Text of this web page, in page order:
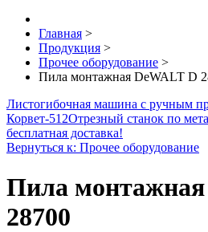
Главная >
Продукция >
Прочее оборудование >
Пила монтажная DeWALT D
Листогибочная машина с ручным
Корвет-512Отрезный станок по
бесплатная доставка!
Вернуться к: Прочее оборудование
Пила монтажная
28700